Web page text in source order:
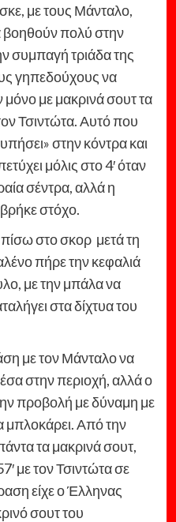
με τους Μάνταλο,
βοηθούν πολύ στην
συμπαγή τριάδα της
γηπεδούχους να
με μακρινά σουτ τα
Τσιντώτα. Αυτό που
στην κόντρα και
μόλις στο 4′ όταν
σέντρα, αλλά η
στόχο.
στο σκορ μετά τη
πήρε την κεφαλιά
με την μπάλα να
στα δίχτυα του
με τον Μάνταλο να
στην περιοχή, αλλά ο
προβολή με δύναμη με
Από την
τα μακρινά σουτ,
με τον Τσιντώτα σε
είχε ο Έλληνας
σουτ του